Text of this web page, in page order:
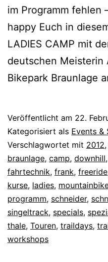
im Programm fehlen
happy Euch in
LADIES CAMP mit
deutschen Meisterin
Bikepark Braunlage
Veröffentlicht am 22.
Kategorisiert als Events &
Verschlagwortet mit 2012,
braunlage, camp, downhill,
fahrtechnik, frank, freeride
kurse, ladies,
programm, schneider,
singeltrack, specials,
thale, Touren, traildays,
workshops